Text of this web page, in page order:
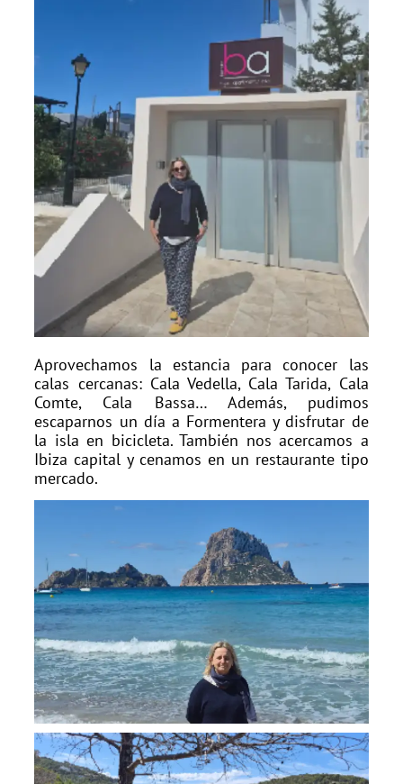
Aprovechamos la estancia para conocer las
calas cercanas: Cala Vedella, Cala Tarida, Cala
Comte, Cala Bassa… Además, pudimos
escaparnos un día a Formentera y disfrutar de
la isla en bicicleta. También nos acercamos a
Ibiza capital y cenamos en un restaurante tipo
mercado.